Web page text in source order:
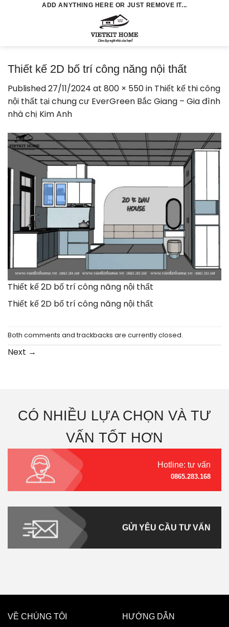
ADD ANYTHING HERE OR JUST REMOVE IT...
Thiết kế 2D bố trí công năng nội thất
Published27/11/2024 at 800 × 550in Thiết kế thi công
nội thất tại chung cư EverGreen Bắc Giang – Gia đình
nhà chị Kim Anh
Thiết kế 2D bố trí công năng nội thất
Thiết kế 2D bố trí công năng nội thất
Both comments and trackbacks are currently closed.
Next →
CÓ NHIỀU LỰA CHỌN VÀ TƯ
VẤN TỐT HƠN
Hotline: tư vấn
0865.283.168
GỬI YÊU CẦU TƯ VẤN
VỀ CHÚNG TÔI
HƯỚNG DẪN